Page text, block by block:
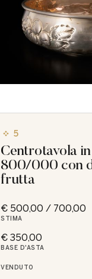
5
Centrotavola
800/000 con
frutta
€ 500,00 / 700,00
STIMA
€ 350,00
BASE D'ASTA
VENDUTO